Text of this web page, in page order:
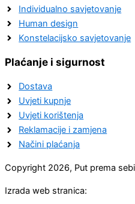
Individualno savjetovanje
Human design
Konstelacijsko savjetovanje
Plaćanje i sigurnost
Dostava
Uvjeti kupnje
Uvjeti korištenja
Reklamacije i zamjena
Načini plaćanja
Copyright 2026, Put prema
Izrada web stranica: